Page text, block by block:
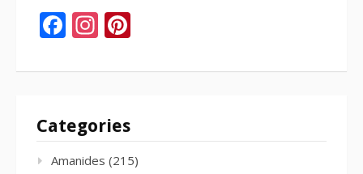
Facebook
Instagram
Categories
Amanides (215)